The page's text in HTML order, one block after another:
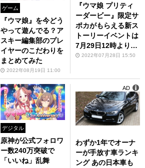
ゲーム
『ウマ娘』を今どう
やって遊んでる？ア
スキー編集部のプレ
イヤーのこだわりを
まとめてみた
2022年08月19日 11:00
『ウマ娘 プリティ
ーダービー』限定サ
ポカがもらえる新ス
トーリーイベントは
7月29日12時より開
催！「ぱかライブT
2022年07月28日 15:50
デジタル
原神が公式フォロワ
ー数240万突破で
「いいね」乱舞
わずか1年でオーナ
ーが手放す車ランキ
ング あの日本車も
AD